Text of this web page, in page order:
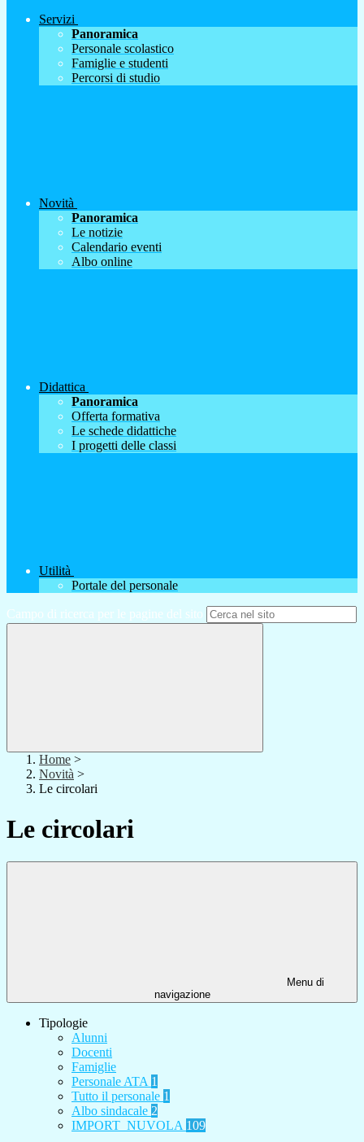
Servizi
Panoramica
Personale scolastico
Famiglie e studenti
Percorsi di studio
Novità
Panoramica
Le notizie
Calendario eventi
Albo online
Didattica
Panoramica
Offerta formativa
Le schede didattiche
I progetti delle classi
Utilità
Portale del personale
Campo di ricerca per le pagine del sito
Home >
Novità >
Le circolari
Le circolari
Menu di
navigazione
Tipologie
Alunni
Docenti
Famiglie
Personale ATA 1
Tutto il personale 1
Albo sindacale 2
IMPORT_NUVOLA 109